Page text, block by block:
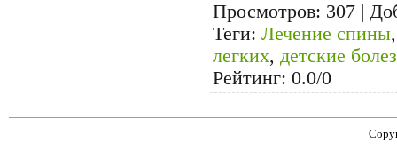
Просмотров: 307 |
Теги: Лечение спины
легких, детские
Рейтинг: 0.0/0